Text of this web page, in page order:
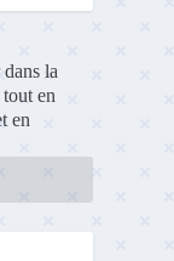
la
en
en